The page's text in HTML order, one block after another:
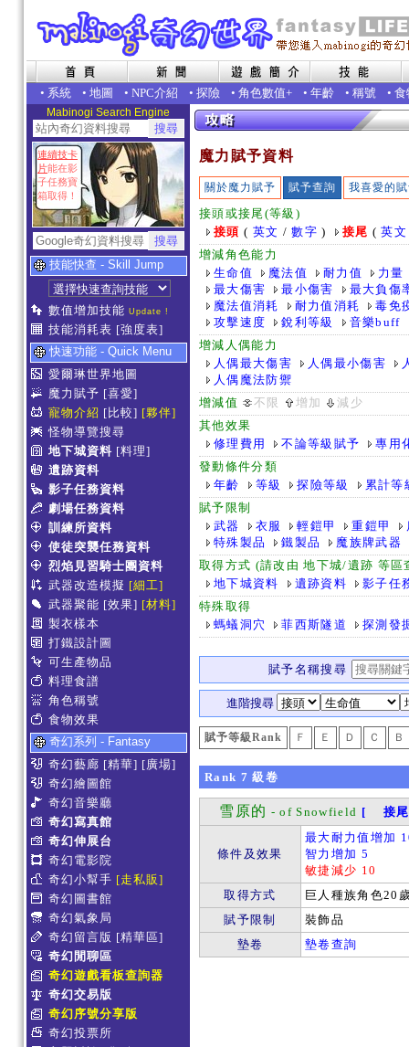
• 系統 • 地圖 • NPC介紹 • 探險 • 角色數值+ • 年齡 • 稱號 • 食
Mabinogi Search Engine
連續技卡
片能在影
子任務寶
箱取得！
技能快查 - Skill Jump
數值增加技能 Update !
技能消耗表 [強度表]
快速功能 - Quick Menu
愛爾琳世界地圖
魔力賦予 [喜愛]
寵物介紹 [比較] [夥伴]
怪物導覽搜尋
地下城資料 [料理]
遺跡資料
影子任務資料
劇場任務資料
訓練所資料
使徒突襲任務資料
烈焰見習騎士團資料
武器改造模擬 [細工]
武器聚能 [效果] [材料]
製衣樣本
打鐵設計圖
可生產物品
料理食譜
角色稱號
食物效果
奇幻系列 - Fantasy
奇幻藝廊 [精華] [廣場]
奇幻繪圖館
奇幻音樂廳
奇幻寫真館
奇幻伸展台
奇幻電影院
奇幻小幫手 [走私販]
奇幻圖書館
奇幻氣象局
奇幻留言版 [精華區]
奇幻閒聊區
奇幻遊戲看板查詢器
奇幻交易版
奇幻序號分享版
奇幻投票所
魔力賦予資料
關於魔力賦予 賦予查詢 我喜愛的
接頭或接尾(等級)
接頭 ( 英文 /數字 ) 接尾 (英文
增減角色能力
生命值
魔法值 耐力值
力量
最大傷害
最小傷害
最大負傷
魔法值消耗
耐力值消耗
毒免
攻擊速度
銳利等級
音樂buff
增減人偶能力
人偶最大傷害
人偶最小傷害
人偶魔法防禦
增減值
不限 增加
減少
其他效果
修理費用
不論等級賦予
專用
發動條件分類
年齡
等級 探險等級
累計等
賦予限制
武器
衣服 輕鎧甲 重鎧甲
特殊製品
鐵製品
魔族牌武器
取得方式 (請改由 地下城/遺跡 等區
地下城資料
遺跡資料
影子任
特殊取得
螞蟻洞穴
菲西斯隧道 探測發
賦予名稱搜尋
進階搜尋
賦予等級Rank Ｆ Ｅ Ｄ Ｃ Ｂ
Rank 7 級卷
雪原的 - of Snowfield [ 接
條件及效果
最大耐力值增加
智力增加 5
敏捷減少 10
取得方式
巨人種族角色20
賦予限制
裝飾品
墊卷
墊卷查詢